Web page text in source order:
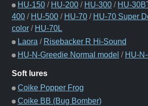
HU-150 / HU-200 / HU-300 / HU-
400 / HU-500 / HU-70 / HU-70 Super
color / HU-70L
Laora / Risebacker R Hi-Sound
HU-N-Greedie Normal model / HU-
Soft lures
Coike Popper Frog
Coike BB (Bug Bomber)